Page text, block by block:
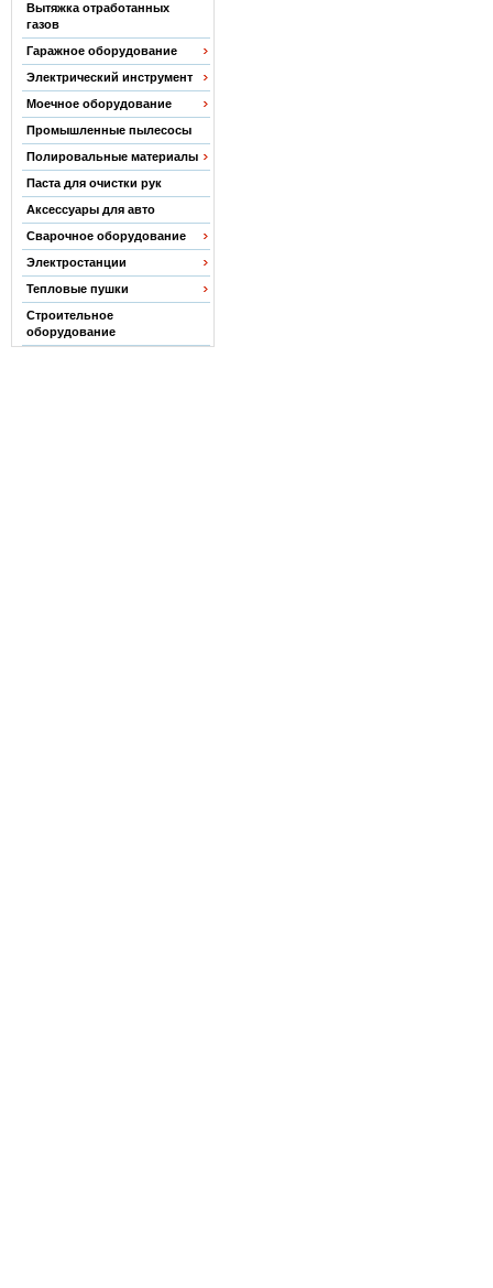
Вытяжка отработанных
газов
Гаражное оборудование
Электрический инструмент
Моечное оборудование
Промышленные пылесосы
Полировальные материалы
Паста для очистки рук
Аксессуары для авто
Сварочное оборудование
Электростанции
Тепловые пушки
Строительное
оборудование